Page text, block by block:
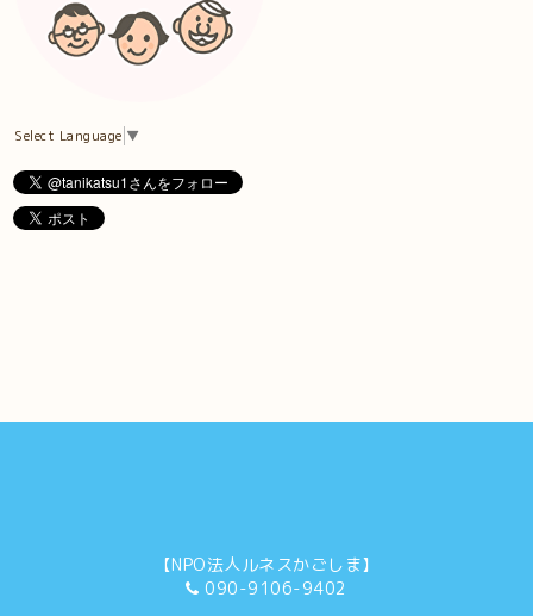
Select Language ▼
【NPO法人ルネスかごしま】
090-9106-9402